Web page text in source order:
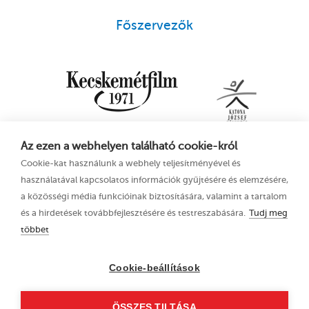
Az ezen a webhelyen található cookie-król
Cookie-kat használunk a webhely teljesítményével és
használatával kapcsolatos információk gyűjtésére és elemzésére,
a közösségi média funkcióinak biztosítására, valamint a tartalom
és a hirdetések továbbfejlesztésére és testreszabására. Tudj meg
többet
Cookie-beállítások
Főszervezők
2023. június 21–25.